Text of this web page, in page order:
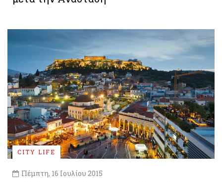
CITY LIFE
Πέμπτη, 16 Ιουλίου 2015